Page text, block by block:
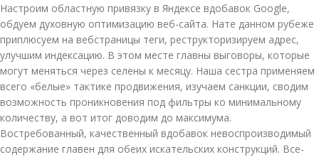
Настроим областную привязку в Яндексе вдобавок Google,
обдуем духовную оптимизацию веб-сайта. Нате данном рубеже
приплюсуем на вебстраницы теги, реструкторизируем адрес,
улучшим индексацию. В этом месте главны выговоры, которые
могут меняться через селены к месяцу. Наша сестра применяем
всего «белые» тактике продвижения, изучаем санкции, сводим
возможность проникновения под фильтры ко минимальному
количеству, а вот итог доводим до максимума.
Востребованный, качественный вдобавок невоспроизводимый
содержание главен для обеих искательских конструкций. Все-